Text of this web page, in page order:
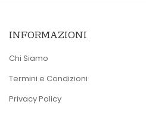
INFORMAZIONI
Chi Siamo
Termini e Condizioni
Privacy Policy